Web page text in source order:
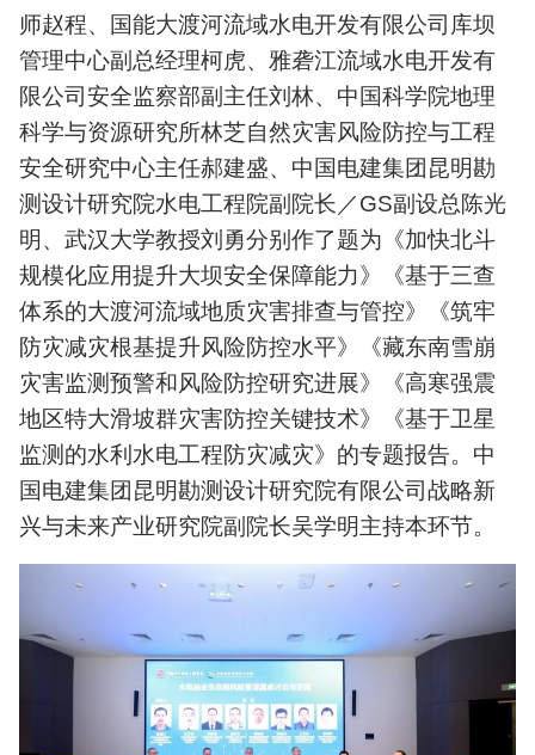
师赵程、国能大渡河流域水电开发有限公司库坝
管理中心副总经理柯虎、雅砻江流域水电开发有
限公司安全监察部副主任刘林、中国科学院地理
科学与资源研究所林芝自然灾害风险防控与工程
安全研究中心主任郝建盛、中国电建集团昆明勘
测设计研究院水电工程院副院长／GS副设总陈光
明、武汉大学教授刘勇分别作了题为《加快北斗
规模化应用提升大坝安全保障能力》《基于三查
体系的大渡河流域地质灾害排查与管控》《筑牢
防灾减灾根基提升风险防控水平》《藏东南雪崩
灾害监测预警和风险防控研究进展》《高寒强震
地区特大滑坡群灾害防控关键技术》《基于卫星
监测的水利水电工程防灾减灾》的专题报告。‌中
国电建集团昆明勘测设计研究院有限公司战略新
兴与未来产业研究院副院长吴学明主持本环节。